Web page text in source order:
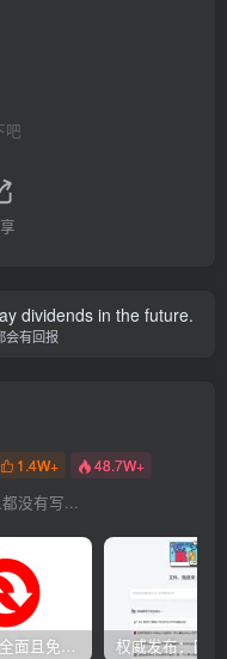
吧
dividends in the future.
会有回报
1.4W+ 48.7W+
没有写...
Convertio: 全面且免费的在线文件转换工具